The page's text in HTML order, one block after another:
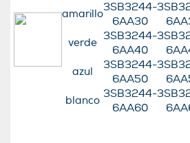
amarillo
3SB3244-
6AA30
verde
3SB3244-
6AA40
azul
3SB3244-
6AA50
blanco
3SB3244-
6AA60